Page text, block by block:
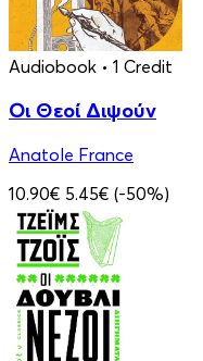
Audiobook • 1 Credit
Οι Θεοί Διψούν
Anatole France
10.90€ 5.45€ (-50%)